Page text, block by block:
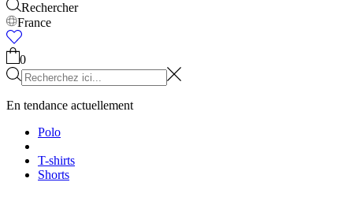
Rechercher
France
0
En tendance actuellement
Polo
T-shirts
Shorts